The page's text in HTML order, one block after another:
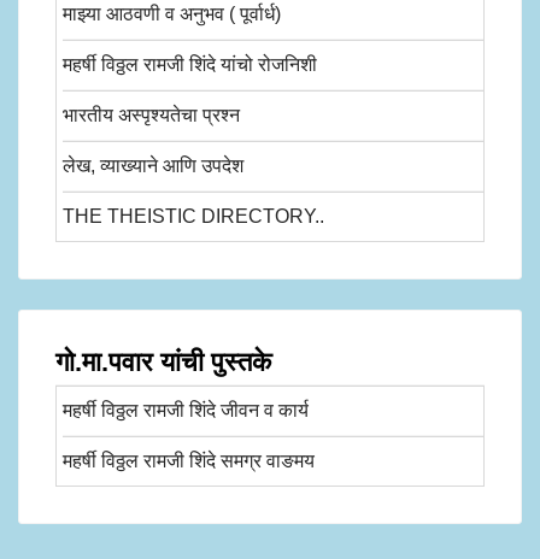
माझ्या आठवणी व अनुभव ( पूर्वार्ध)
महर्षी विठ्ठल रामजी शिंदे यांचो रोजनिशी
भारतीय अस्पृश्यतेचा प्रश्न
लेख, व्याख्याने आणि उपदेश
THE THEISTIC DIRECTORY..
गो.मा.पवार यांची पुस्तके
महर्षी विठ्ठल रामजी शिंदे जीवन व कार्य
महर्षी विठ्ठल रामजी शिंदे समग्र वाङमय